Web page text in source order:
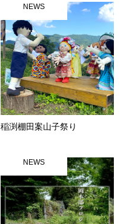
NEWS
稲渕棚田案山子祭り
NEWS